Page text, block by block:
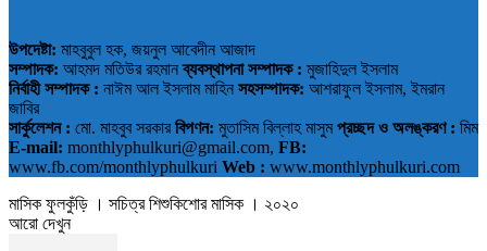
উপদেষ্টা: মাহবুবুল হক, জয়নুল আবেদীন আজাদ
সম্পাদক: আহমদ মতিউর রহমানব্যবস্থাপনা সম্পাদক : মুজাহিদুল ইসলাম
নির্বাহী সম্পাদক : নাঈম আল ইসলাম মাহিন সহসম্পাদক: আশরাফুল ইসলাম, ইমরান
জাবির
সার্কুলেশন : মো. মাহবুব সরকারবিপণন: মুতাসিম বিল্লাহ মাসুমপ্রচ্ছদ ও অলঙ্করণ : মিম
E-mail: monthlyphulkuri@gmail.com, FB:
www.fb.com/monthlyphulkuri Web : www.monthlyphulkuri.com
মাসিক ফুলকুঁড়ি । সচিত্র শিশুকিশোর মাসিক । ২০২০
আরো দেখুন